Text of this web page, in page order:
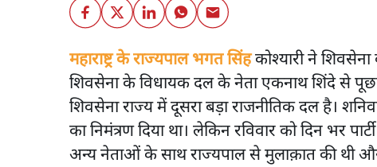
महाराष्ट्र के राज्यपाल भगत सिंहकोश्यारी ने शिवसेना
शिवसेना के विधायक दल के नेता एकनाथ शिंदे से
शिवसेना राज्य में दूसरा बड़ा राजनीतिक दल है।
का निमंत्रण दिया था। लेकिन रविवार को दिन भर
अन्य नेताओं के साथ राज्यपाल से मुलाक़ात की थी